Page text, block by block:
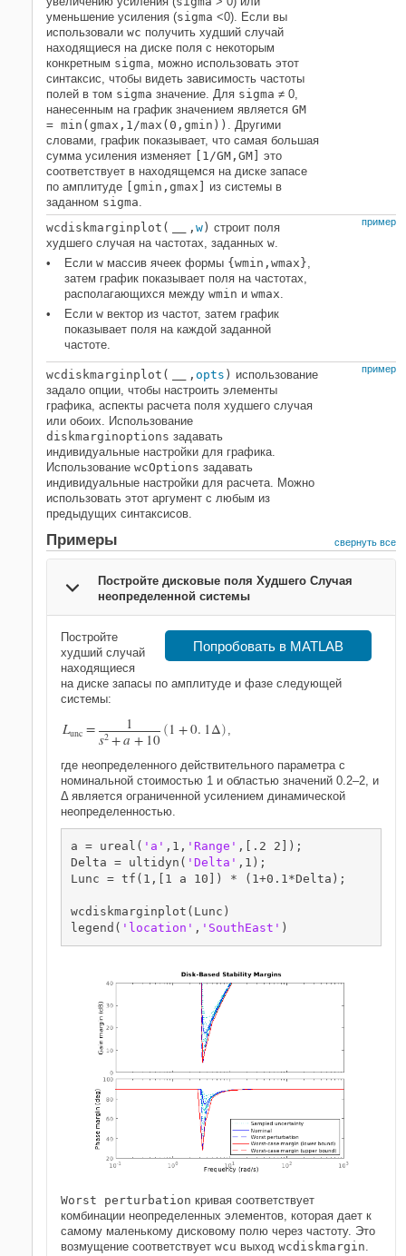
уменьшение усиления (sigma <0). Если вы
использовали wc получить худший случай
находящиеся на диске поля с некоторым
конкретным sigma, можно использовать этот
синтаксис, чтобы видеть зависимость частоты
полей в том sigma значение. Для sigma ≠ 0,
нанесенным на график значением является GM
= min(gmax,1/max(0,gmin)) . Другими
словами, график показывает, что самая большая
сумма усиления изменяет
[1/GM,GM]
это
соответствует в находящемся на диске запасе
по амплитуде
[gmin,gmax]
из системы в
заданном sigma.
пример
wcdiskmarginplot( , w ) строит поля
худшего случая на частотах, заданных w.
Если w массив ячеек формы {wmin,wmax},
затем график показывает поля на частотах,
располагающихся между wmin и wmax.
Если w вектор из частот, затем график
показывает поля на каждой заданной
частоте.
пример
wcdiskmarginplot( , opts ) использование
задало опции, чтобы настроить элементы
графика, аспекты расчета поля худшего случая
или обоих. Использование
diskmarginoptions задавать
индивидуальные настройки для графика.
Использование wcOptions задавать
индивидуальные настройки для расчета. Можно
использовать этот аргумент с любым из
предыдущих синтаксисов.
Примеры свернуть все
Постройте дисковые поля Худшего Случая
неопределенной системы
Попробовать в MATLAB
Постройте
худший случай
находящиеся
на диске запасы по амплитуде и фазе следующей
системы:
Lunc = 1
s2 +a + 10 (1 +0. 1Δ)
где неопределенного действительного параметра с
номинальной стоимостью 1 и областью значений 0.2–2, и
Δ является ограниченной усилением динамической
неопределенностью.
a = ureal( 'a' ,1, 'Range' ,[.2 2]);
Delta = ultidyn( 'Delta' ,1);
Lunc = tf(1,[1 a 10]) * (1+0.1*Delta);
wcdiskmarginplot(Lunc)
legend( 'location' , 'SouthEast' )
Worst perturbation кривая соответствует
комбинации неопределенных элементов, которая дает к
самому маленькому дисковому полю через частоту. Это
возмущение соответствует wcu выход wcdiskmargin